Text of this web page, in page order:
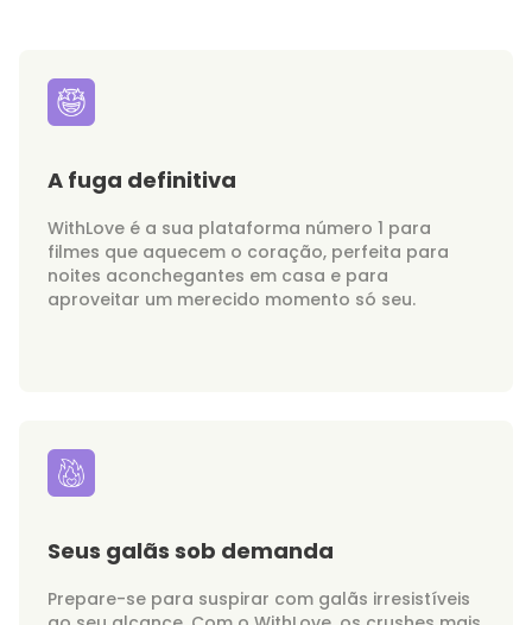
A fuga definitiva
WithLove é a sua plataforma número 1 para
filmes que aquecem o coração, perfeita para
noites aconchegantes em casa e para
aproveitar um merecido momento só seu.
Seus galãs sob demanda
Prepare-se para suspirar com galãs irresistíveis